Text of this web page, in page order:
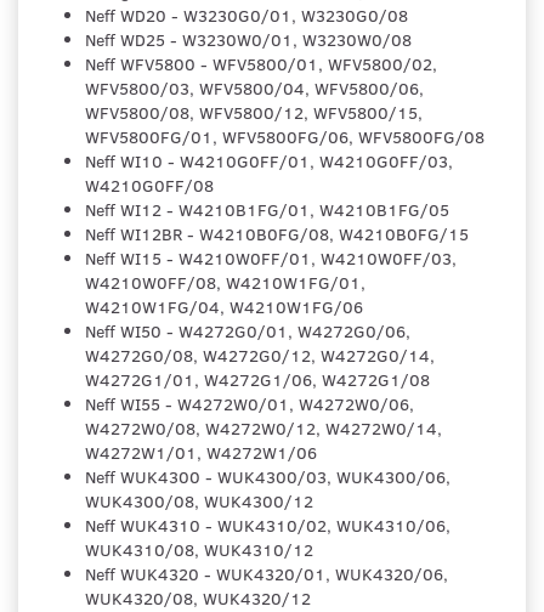
Neff WD20 - W3230G0/01, W3230G0/08
Neff WD25 - W3230W0/01, W3230W0/08
Neff WFV5800 - WFV5800/01, WFV5800/02,
WFV5800/03, WFV5800/04, WFV5800/06,
WFV5800/08, WFV5800/12, WFV5800/15,
WFV5800FG/01, WFV5800FG/06, WFV5800FG/08
Neff WI10 - W4210G0FF/01, W4210G0FF/03,
W4210G0FF/08
Neff WI12 - W4210B1FG/01, W4210B1FG/05
Neff WI12BR - W4210B0FG/08, W4210B0FG/15
Neff WI15 - W4210W0FF/01, W4210W0FF/03,
W4210W0FF/08, W4210W1FG/01,
W4210W1FG/04, W4210W1FG/06
Neff WI50 - W4272G0/01, W4272G0/06,
W4272G0/08, W4272G0/12, W4272G0/14,
W4272G1/01, W4272G1/06, W4272G1/08
Neff WI55 - W4272W0/01, W4272W0/06,
W4272W0/08, W4272W0/12, W4272W0/14,
W4272W1/01, W4272W1/06
Neff WUK4300 - WUK4300/03, WUK4300/06,
WUK4300/08, WUK4300/12
Neff WUK4310 - WUK4310/02, WUK4310/06,
WUK4310/08, WUK4310/12
Neff WUK4320 - WUK4320/01, WUK4320/06,
WUK4320/08, WUK4320/12